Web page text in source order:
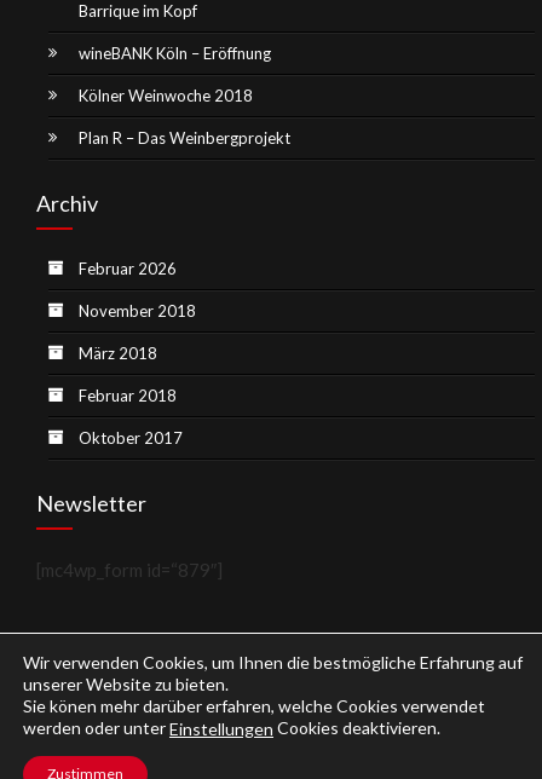
Barrique im Kopf
wineBANK Köln – Eröffnung
Kölner Weinwoche 2018
Plan R – Das Weinbergprojekt
Archiv
Februar 2026
November 2018
März 2018
Februar 2018
Oktober 2017
Newsletter
[mc4wp_form id=“879″]
Wir verwenden Cookies, um Ihnen die bestmögliche Erfahrung auf
unserer Website zu bieten.
Sie könen mehr darüber erfahren, welche Cookies verwendet
werden oder unterEinstellungen Cookies deaktivieren.
Zustimmen